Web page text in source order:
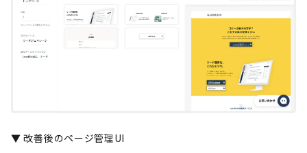
▼ 改善後のページ管理UI